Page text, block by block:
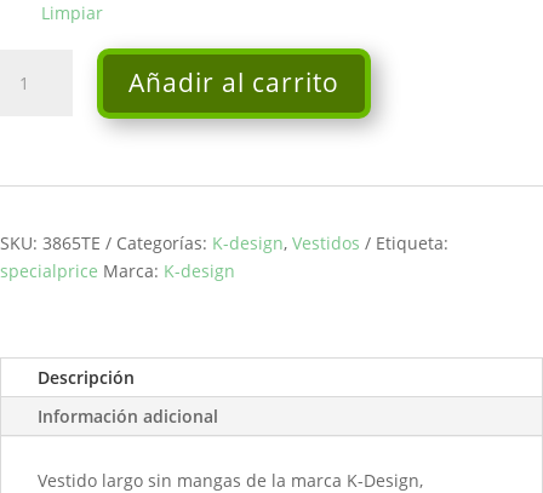
Limpiar
vestido
Añadir al carrito
SKU: 3865TE Categorías: K-design, Vestidos
Etiqueta:
specialprice Marca: K-design
Descripción
Información adicional
Vestido largo sin mangas de la marca K-Design,